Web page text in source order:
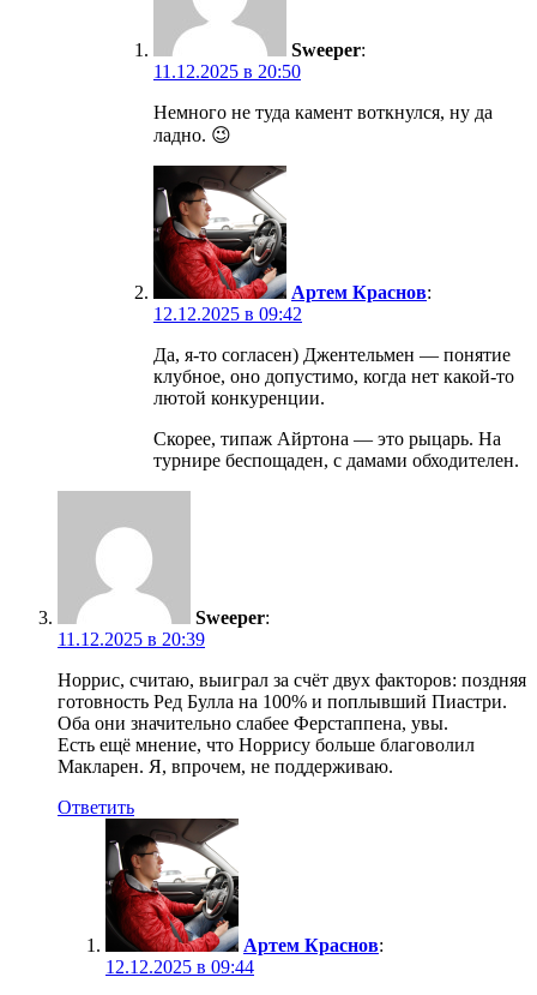
Sweeper:
11.12.2025 в 20:50
Немного не туда камент воткнулся, ну да
ладно. 😉
Артем Краснов:
12.12.2025 в 09:42
Да, я-то согласен) Джентельмен — понятие
клубное, оно допустимо, когда нет какой-то
лютой конкуренции.
Скорее, типаж Айртона — это рыцарь. На
турнире беспощаден, с дамами обходителен.
Sweeper:
11.12.2025 в 20:39
Норрис, считаю, выиграл за счёт двух факторов: поздняя
готовность Ред Булла на 100% и поплывший Пиастри.
Оба они значительно слабее Ферстаппена, увы.
Есть ещё мнение, что Норрису больше благоволил
Макларен. Я, впрочем, не поддерживаю.
Ответить
Артем Краснов:
12.12.2025 в 09:44